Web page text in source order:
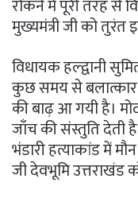
रोकने में पूरी तरह से
मुख्यमंत्री जी को तुरंत
विधायक हल्द्वानी
कुछ समय से
की बाढ़ आ गयी है।
जाँच की संस्तुति देती
भंडारी हत्याकांड में
जी देवभूमि